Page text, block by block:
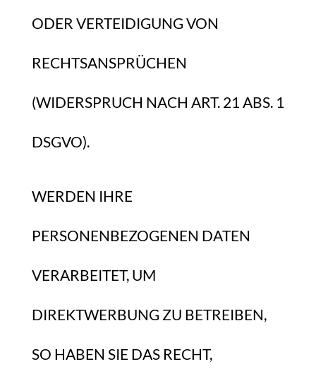
ODER VERTEIDIGUNG VON
RECHTSANSPRÜCHEN
(WIDERSPRUCH NACH ART. 21 ABS. 1
DSGVO).
WERDEN IHRE
PERSONENBEZOGENEN DATEN
VERARBEITET, UM
DIREKTWERBUNG ZU BETREIBEN,
SO HABEN SIE DAS RECHT,